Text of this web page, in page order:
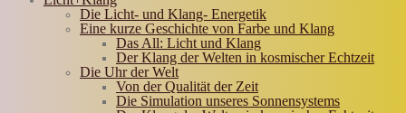
Die Licht- und Klang- Energetik
Eine kurze Geschichte von Farbe und Klang
Das All: Licht und Klang
Der Klang der Welten in kosmischer Echtzeit
Die Uhr der Welt
Von der Qualität der Zeit
Die Simulation unseres Sonnensystems